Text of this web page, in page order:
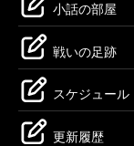
小話の部屋
戦いの足跡
スケジュール
更新履歴